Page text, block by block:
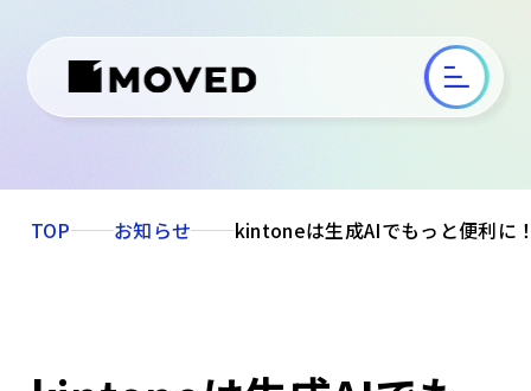
TOP お知らせ kintoneは生成AIでもっと便利